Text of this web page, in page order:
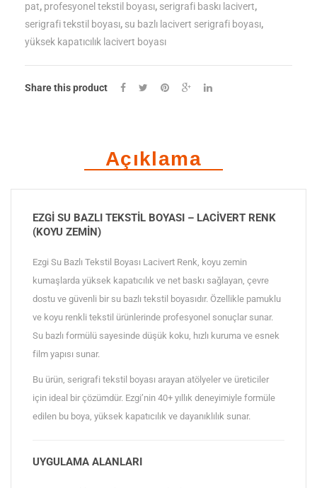
Lacivert
Renk
pat, profesyonel tekstil boyası, serigrafi baskı lacivert,
serigrafi tekstil boyası, su bazlı lacivert serigrafi boyası,
yüksek kapatıcılık lacivert boyası
Share this product
Açıklama
EZGI SU BAZLI TEKSTIL BOYASI – LACIVERT RENK
(KOYU ZEMIN)
Ezgi Su Bazlı Tekstil Boyası Lacivert Renk, koyu zemin
kumaşlarda yüksek kapatıcılık ve net baskı sağlayan, çevre
dostu ve güvenli bir su bazlı tekstil boyasıdır. Özellikle pamuklu
ve koyu renkli tekstil ürünlerinde profesyonel sonuçlar sunar.
Su bazlı formülü sayesinde düşük koku, hızlı kuruma ve esnek
film yapısı sunar.
Bu ürün, serigrafi tekstil boyası arayan atölyeler ve üreticiler
için ideal bir çözümdür. Ezgi’nin 40+ yıllık deneyimiyle formüle
edilen bu boya, yüksek kapatıcılık ve dayanıklılık sunar.
UYGULAMA ALANLARI